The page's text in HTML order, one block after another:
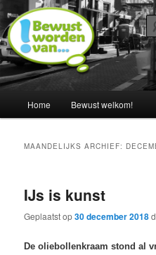
naar
de
primaire
inhoud
naar
de
secundaire
inhoudNederland
Een blog door Ingrid Albers
Home Bewust welkom!
MAANDELIJKS ARCHIEF:
IJs is kunst
Geplaatst op30 december 2018
De oliebollenkraam stond al